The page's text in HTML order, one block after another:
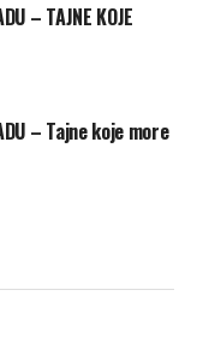
– TAJNE KOJE
– Tajne koje more